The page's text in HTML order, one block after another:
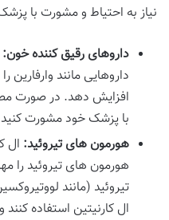
نیاز به احتیاط و مشورت با
داروهای رقیق کننده خون:
داروهایی مانند وارفارین
افزایش دهد. در صورت
با پزشک خود مشورت
هورمون های تیروئید: ال
هورمون های تیروئید را
تیروئید (مانند
ال کارنیتین استفاده